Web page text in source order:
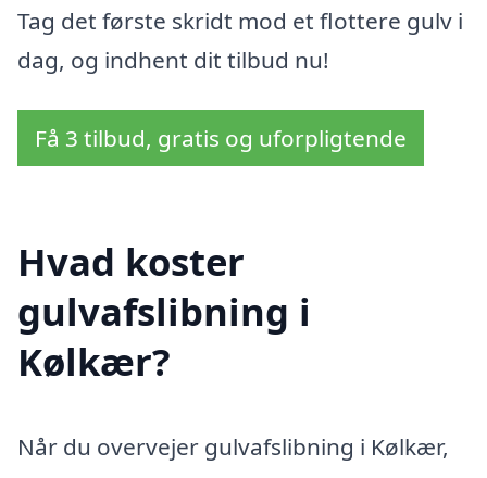
Tag det første skridt mod et flottere gulv i
dag, og indhent dit tilbud nu!
Få 3 tilbud, gratis og uforpligtende
Hvad koster
gulvafslibning i
Kølkær?
Når du overvejer gulvafslibning i Kølkær,